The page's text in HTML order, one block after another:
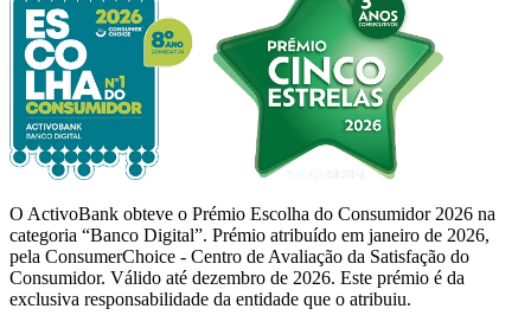
O ActivoBank obteve o Prémio Escolha do Consumidor 2026 na
categoria “Banco Digital”. Prémio atribuído em janeiro de 2026,
pela ConsumerChoice - Centro de Avaliação da Satisfação do
Consumidor. Válido até dezembro de 2026. Este prémio é da
exclusiva responsabilidade da entidade que o atribuiu.